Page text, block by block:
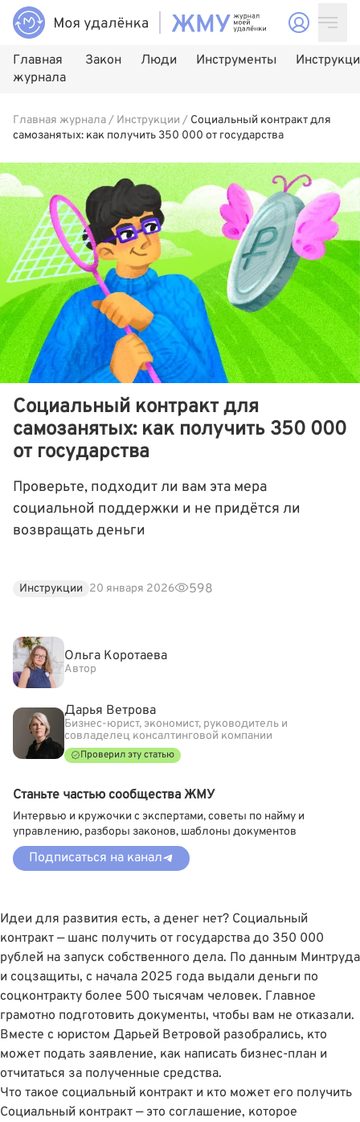
Главная
журнала
Закон Люди Инструменты
Главная журнала/ Инструкции / Социальный контракт для
самозанятых: как получить 350 000 от государства
Социальный контракт для
самозанятых: как получить 350 000
от государства
Проверьте, подходит ли вам эта мера
социальной поддержки и не придётся ли
возвращать деньги
Инструкции 20 января 2026 598
Идеи для развития есть, а денег нет? Социальный
контракт — шанс получить от государства до 350 000
рублей на запуск собственного дела. По данным Минтруда
и соцзащиты, с начала 2025 года выдали деньги по
соцконтракту более 500 тысячам человек. Главное
грамотно подготовить документы, чтобы вам не отказали.
Вместе с юристом Дарьей Ветровой разобрались, кто
может подать заявление, как написать бизнес-план и
отчитаться за полученные средства.
Что такое социальный контракт и кто может его получить
Социальный контракт — это соглашение, которое
Ольга Коротаева
Автор
Дарья Ветрова
Бизнес-юрист, экономист, руководитель и
совладелец консалтинговой компании
Проверил эту статью
Станьте частью сообщества ЖМУ
Интервью и кружочки с экспертами, советы по найму и
управлению, разборы законов, шаблоны документов
Подписаться на канал